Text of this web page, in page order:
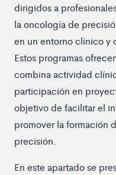
dirigidos a
la oncología de
en un entorno clínico y
Estos programas
combina actividad
participación en
objetivo de facilitar el
promover la formación
precisión.
En este apartado se